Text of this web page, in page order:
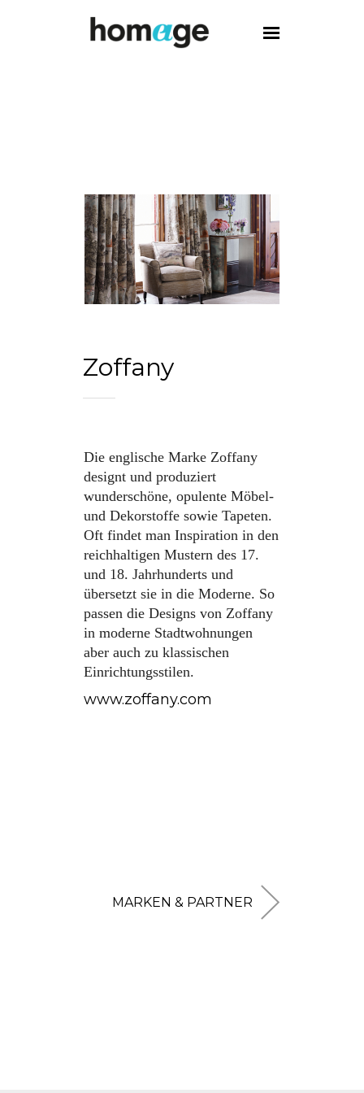
Zoffany
Die englische Marke Zoffany
designt und produziert
wunderschöne, opulente Möbel-
und Dekorstoffe sowie Tapeten.
Oft findet man Inspiration in den
reichhaltigen Mustern des 17.
und 18. Jahrhunderts und
übersetzt sie in die Moderne. So
passen die Designs von Zoffany
in moderne Stadtwohnungen
aber auch zu klassischen
Einrichtungsstilen.
www.zoffany.com
MARKEN & PARTNER